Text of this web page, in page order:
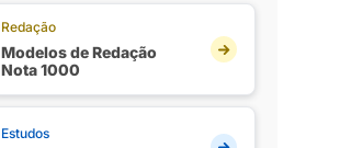
Redação
Modelos de Redação
Nota 1000
Estudos